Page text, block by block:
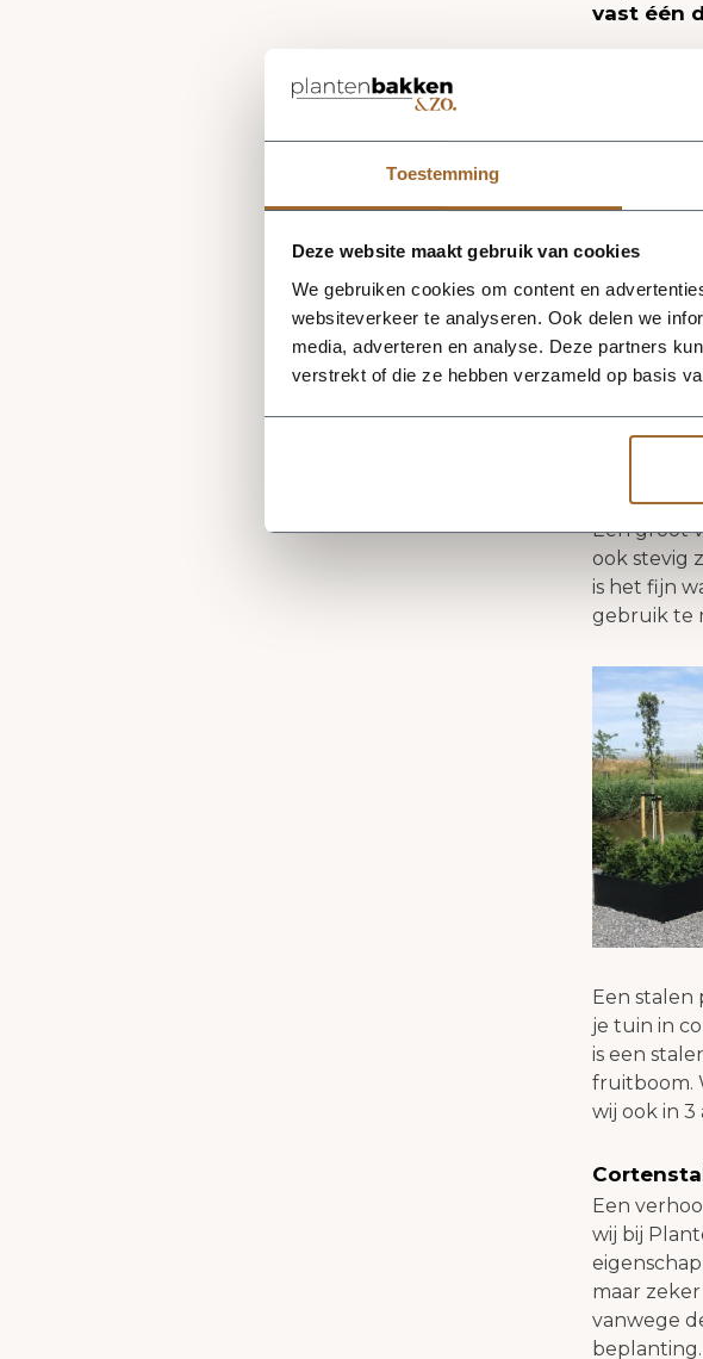
Toestemming
Deze website maakt gebruik van cookies
We gebruiken cookies om content en
websiteverkeer te analyseren. Ook delen we
media, adverteren en analyse. Deze partners
verstrekt of die ze hebben verzameld op basis
vast één
Heeft
leveren wij
Stalen
een
voortuin of
Vraag
Een groot
ook stevig
is het fijn
gebruik te
Een stalen
je tuin in
is een
fruitboom.
wij ook in 3
Een
wij bij
maar
vanwege
beplanting.